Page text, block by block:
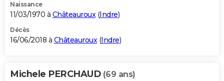
Naissance
11/03/1970 à Châteauroux(Indre)
Décès
16/06/2018 à Châteauroux(Indre)
Michele PERCHAUD (69 ans)